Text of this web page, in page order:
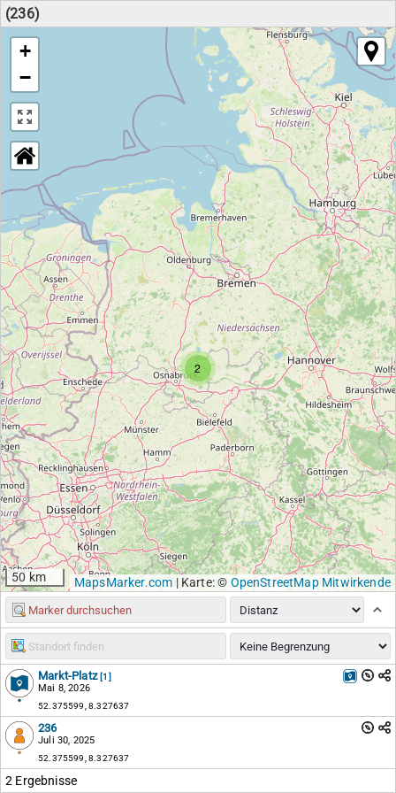
(236)
2
+
−
50 km MapsMarker.com |Karte: © OpenStreetMap Mitwirkende
Markt-Platz [1]
Mai 8, 2026
52.375599, 8.327637
236
Juli 30, 2025
52.375599, 8.327637
2 Ergebnisse